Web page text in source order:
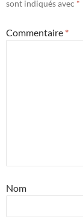
sont indiqués avec *
Commentaire *
Nom